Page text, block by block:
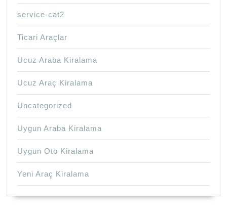
service-cat2
Ticari Araçlar
Ucuz Araba Kiralama
Ucuz Araç Kiralama
Uncategorized
Uygun Araba Kiralama
Uygun Oto Kiralama
Yeni Araç Kiralama